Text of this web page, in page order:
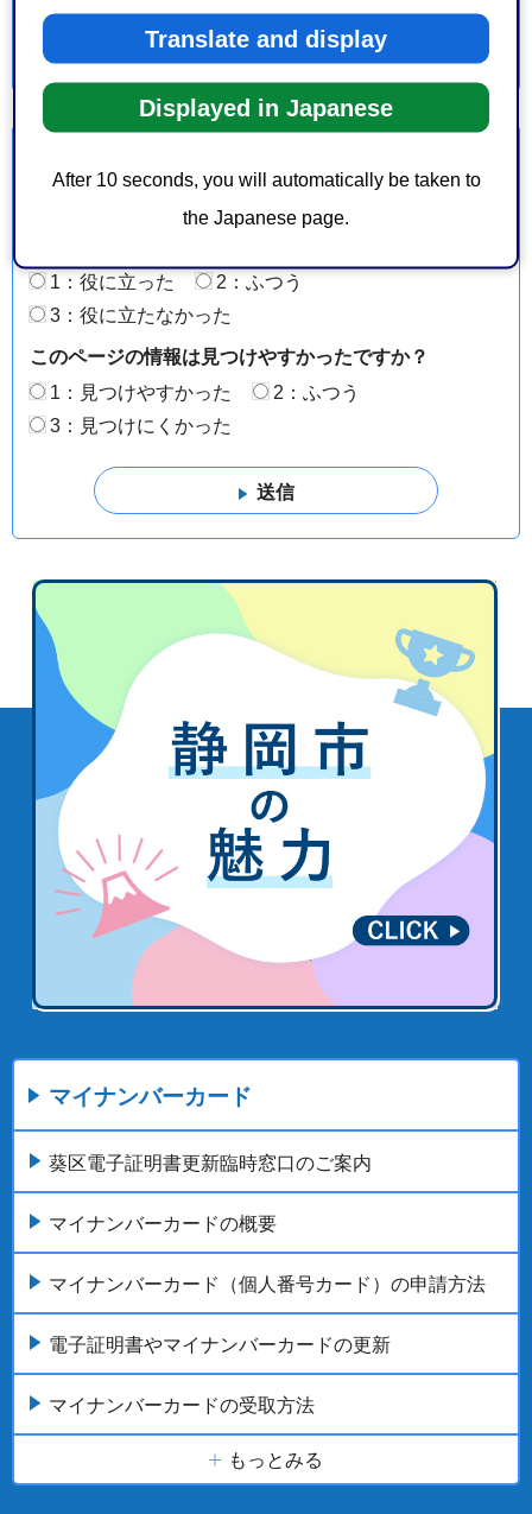
Translate and display
Displayed in Japanese
After 10 seconds, you will automatically be taken to
the Japanese page.
見をお聞かせください
1：役に立った
2：ふつう
3：役に立たなかった
このページの情報は見つけやすかったですか？
1：見つけやすかった
2：ふつう
3：見つけにくかった
マイナンバーカード
葵区電子証明書更新臨時窓口のご案内
マイナンバーカードの概要
マイナンバーカード（個人番号カード）の申請方法
電子証明書やマイナンバーカードの更新
マイナンバーカードの受取方法
もっとみる